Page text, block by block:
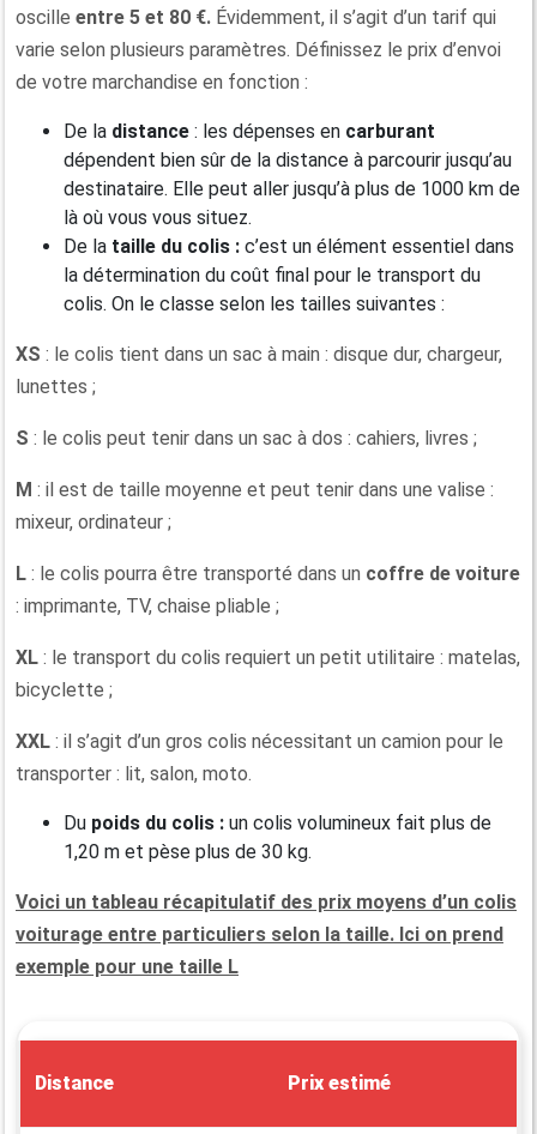
oscille entre 5 et 80 €. Évidemment, il s’agit d’un tarif qui
varie selon plusieurs paramètres. Définissez le prix d’envoi
de votre marchandise en fonction :
De la distance : les dépenses en carburant
dépendent bien sûr de la distance à parcourir jusqu’au
destinataire. Elle peut aller jusqu’à plus de 1000 km de
là où vous vous situez.
De la taille du colis : c’est un élément essentiel dans
la détermination du coût final pour le transport du
colis. On le classe selon les tailles suivantes :
XS : le colis tient dans un sac à main : disque dur, chargeur,
lunettes ;
S : le colis peut tenir dans un sac à dos : cahiers, livres ;
M : il est de taille moyenne et peut tenir dans une valise :
mixeur, ordinateur ;
L : le colis pourra être transporté dans un coffre de voiture
: imprimante, TV, chaise pliable ;
XL : le transport du colis requiert un petit utilitaire : matelas,
bicyclette ;
XXL : il s’agit d’un gros colis nécessitant un camion pour le
transporter : lit, salon, moto.
Du poids du colis : un colis volumineux fait plus de
1,20 m et pèse plus de 30 kg.
Voici un tableau récapitulatif des prix moyens d’un colis
voiturage entre particuliers selon la taille. Ici on prend
exemple pour une taille L
Distance Prix estimé